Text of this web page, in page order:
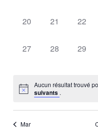
0
20
0
21
0
22
0
27
0
28
0
29
Aucun résultat trouvé
suivants .
Mar